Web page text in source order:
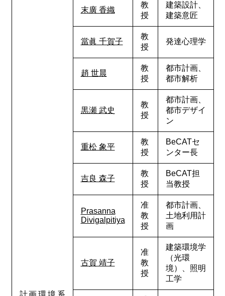
計画環境系
末廣 香織
教
授
建築設計、
建築意匠
當眞 千賀子
教
授
発達心理学
趙 世晨
教
授
都市計画、
都市解析
黒瀬 武史
教
授
都市計画、
都市デザイ
ン
重松 象平
教
授
BeCATセ
ンター長
吉良 森子
教
授
BeCAT担
当教授
Prasanna
Divigalpitiya
准
教
授
都市計画、
土地利用計
画
古賀 靖子
准
教
授
建築環境学
（光環
境）、照明
工学